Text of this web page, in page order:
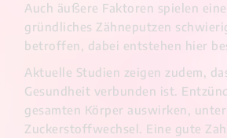
Auch äußere Faktoren spielen
gründliches Zähneputzen
betroffen, dabei entstehen hier
Aktuelle Studien zeigen zudem,
Gesundheit verbunden ist.
gesamten Körper auswirken,
Zuckerstoffwechsel. Eine gute